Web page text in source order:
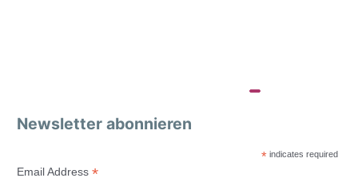
Newsletter abonnieren
* indicates required
Email Address *